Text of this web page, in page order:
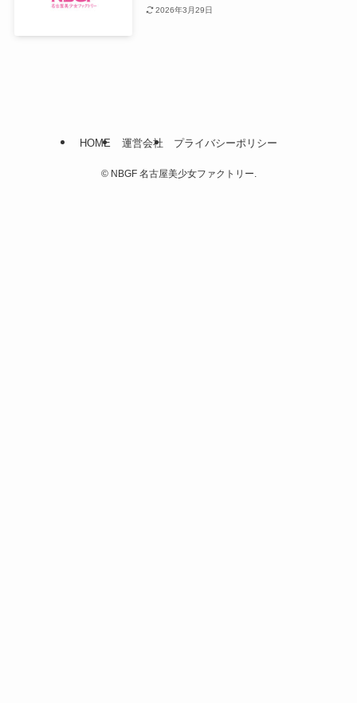
2026年3月29日
HOME 運営会社 プライバシーポリシー
©NBGF 名古屋美少女ファクトリー.